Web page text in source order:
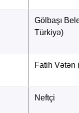
Gölbaşı
Türkiyə)
Fatih Vətən
Neftçi